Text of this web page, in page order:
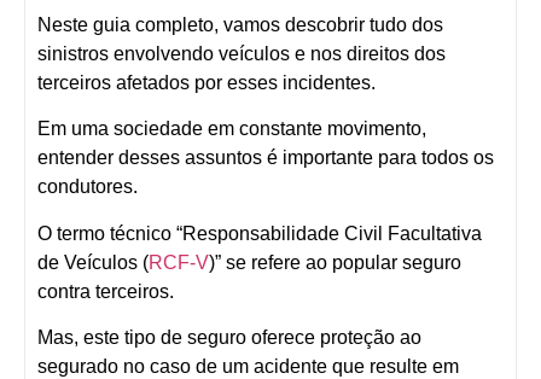
Neste guia completo, vamos descobrir tudo dos
sinistros envolvendo veículos e nos direitos dos
terceiros afetados por esses incidentes.
Em uma sociedade em constante movimento,
entender desses assuntos é importante para todos os
condutores.
O termo técnico “Responsabilidade Civil Facultativa
de Veículos (RCF-V)” se refere ao popular seguro
contra terceiros.
Mas, este tipo de seguro oferece proteção ao
segurado no caso de um acidente que resulte em